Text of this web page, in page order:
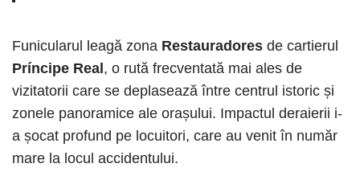
Funicularul leagă zona Restauradores de cartierul
Príncipe Real, o rută frecventată mai ales de
vizitatorii care se deplasează între centrul istoric și
zonele panoramice ale orașului. Impactul deraierii i-
a șocat profund pe locuitori, care au venit în număr
mare la locul accidentului.